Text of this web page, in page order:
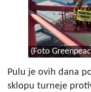
(Foto
Pulu je ovih dana
sklopu turneje